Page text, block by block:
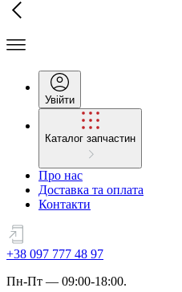
Увійти
Каталог запчастин
Про нас
Доставка та оплата
Контакти
+38 097 777 48 97
Пн-Пт — 09:00-18:00.